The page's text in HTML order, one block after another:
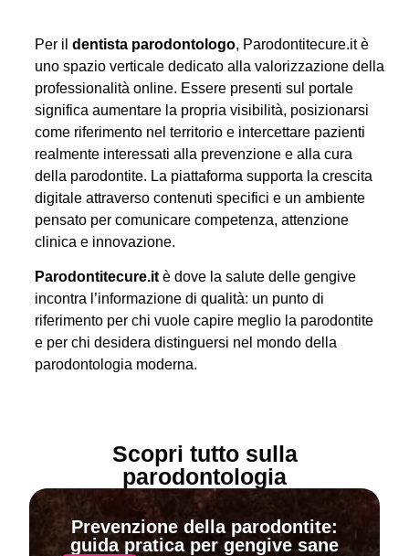
Per ildentista parodontologo, Parodontitecure.it è
uno spazio verticale dedicato alla valorizzazione della
professionalità online. Essere presenti sul portale
significa aumentare la propria visibilità, posizionarsi
come riferimento nel territorio e intercettare pazienti
realmente interessati alla prevenzione e alla cura
della parodontite. La piattaforma supporta la crescita
digitale attraverso contenuti specifici e un ambiente
pensato per comunicare competenza, attenzione
clinica e innovazione.
Parodontitecure.it è dove la salute delle gengive
incontra l’informazione di qualità: un punto di
riferimento per chi vuole capire meglio la parodontite
e per chi desidera distinguersi nel mondo della
parodontologia moderna.
Scopri tutto sulla
parodontologia
Prevenzione della parodontite:
guida pratica per gengive sane